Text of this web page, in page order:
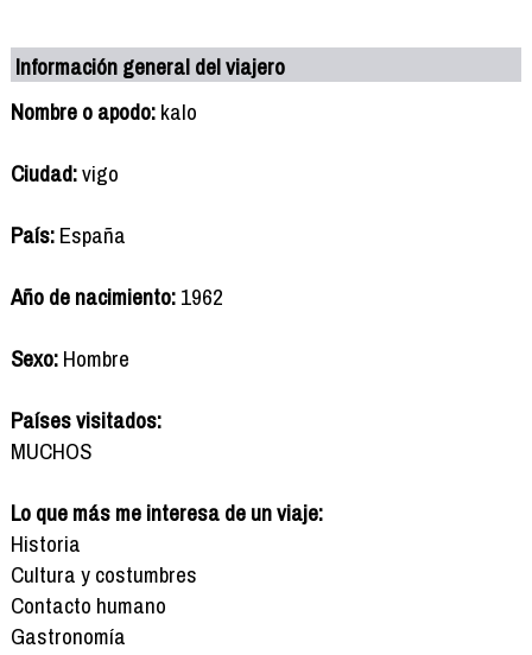
Información general del viajero
Nombre o apodo:kalo
Ciudad:vigo
País:España
Año de nacimiento:1962
Sexo:Hombre
Países visitados:
MUCHOS
Lo que más me interesa de un viaje:
Historia
Cultura y costumbres
Contacto humano
Gastronomía